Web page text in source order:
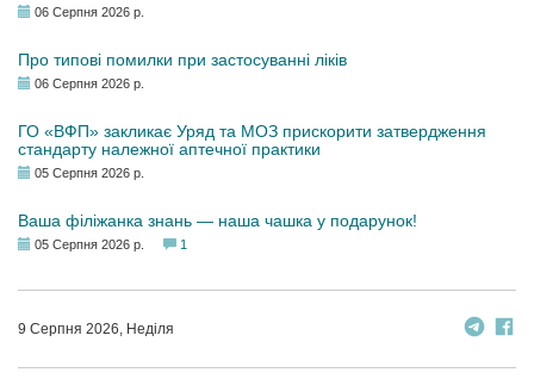
06 Серпня 2026 р.
Про типові помилки при застосуванні ліків
06 Серпня 2026 р.
ГО «ВФП» закликає Уряд та МОЗ прискорити затвердження
стандарту належної аптечної практики
05 Серпня 2026 р.
Ваша філіжанка знань — наша чашка у подарунок!
05 Серпня 2026 р. 1
9 Серпня 2026, Неділя